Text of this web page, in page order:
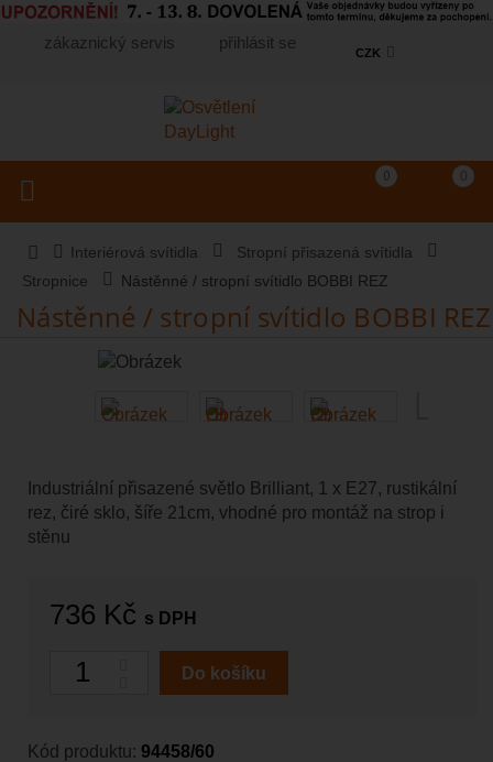
zákaznický servis přihlásit se
CZK
Košík 0
(prázdný)
0
Porovnání produktů
Toggle navigation
Interiérová svítidla
Stropní přisazená svítidla
Stropnice
Nástěnné / stropní svítidlo BOBBI REZ
Nástěnné / stropní svítidlo BOBBI REZ
Industriální přisazené světlo Brilliant, 1 x E27, rustikální
rez, čiré sklo, šíře 21cm, vhodné pro montáž na strop i
stěnu
736 Kč s DPH
Počet
Do košíku
Kód produktu: 94458/60